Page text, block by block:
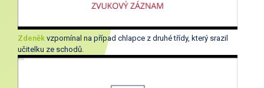
Zdeněk vzpomínal na případ chlapce z druhé třídy, který srazil
učitelku ze schodů.